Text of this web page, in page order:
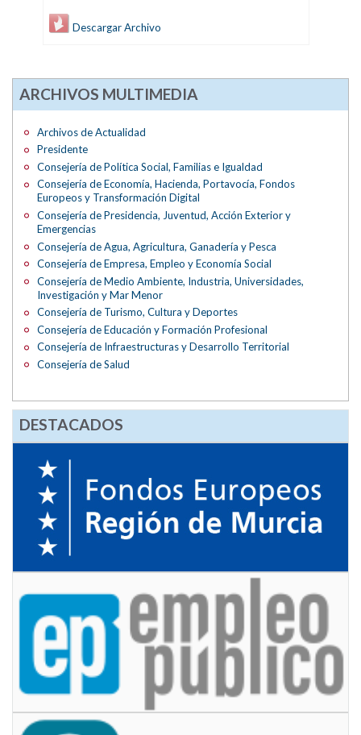
Descargar Archivo
ARCHIVOS MULTIMEDIA
Archivos de Actualidad
Presidente
Consejería de Política Social, Familias e Igualdad
Consejería de Economía, Hacienda, Portavocía, Fondos
Europeos y Transformación Digital
Consejería de Presidencia, Juventud, Acción Exterior y
Emergencias
Consejería de Agua, Agricultura, Ganadería y Pesca
Consejería de Empresa, Empleo y Economía Social
Consejería de Medio Ambiente, Industria, Universidades,
Investigación y Mar Menor
Consejería de Turismo, Cultura y Deportes
Consejería de Educación y Formación Profesional
Consejería de Infraestructuras y Desarrollo Territorial
Consejería de Salud
DESTACADOS